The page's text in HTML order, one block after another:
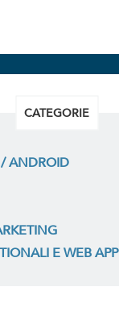
CATEGORIE
ANDROID
E WEB APP